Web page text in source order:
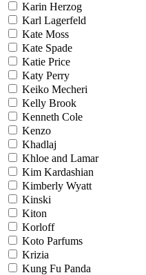
Karin Herzog
Karl Lagerfeld
Kate Moss
Kate Spade
Katie Price
Katy Perry
Keiko Mecheri
Kelly Brook
Kenneth Cole
Kenzo
Khadlaj
Khloe and Lamar
Kim Kardashian
Kimberly Wyatt
Kinski
Kiton
Korloff
Koto Parfums
Krizia
Kung Fu Panda